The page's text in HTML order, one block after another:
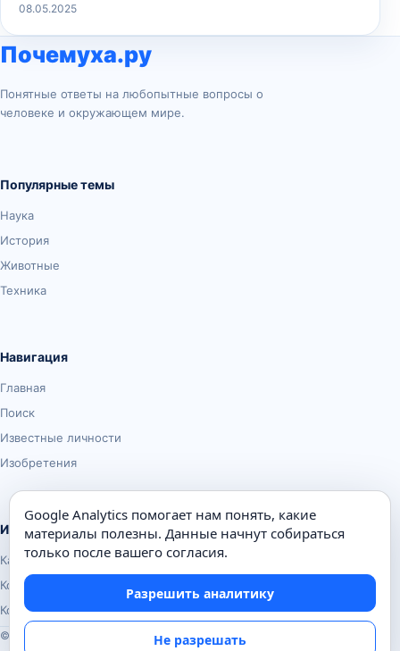
08.05.2025
Почемуха.ру
Понятные ответы на любопытные вопросы о
человеке и окружающем мире.
Популярные темы
Наука
История
Животные
Техника
Навигация
Главная
Поиск
Известные личности
Изобретения
Информация
Карта сайта
Контакты
Конфиденциальность
© Почемуха.ру, 2010–2026
Google Analytics помогает нам понять, какие
материалы полезны. Данные начнут собираться
только после вашего согласия.
Разрешить аналитику
Не разрешать